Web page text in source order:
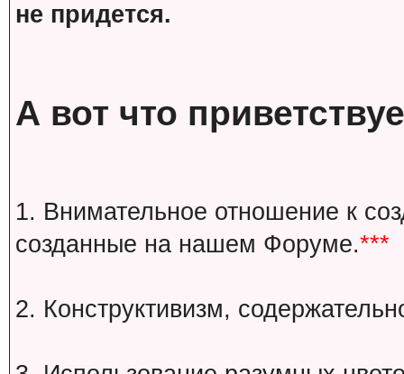
не придется.
А вот что
1. Внимательное отношение к
созданные на нашем Форуме.***
2. Конструктивизм,